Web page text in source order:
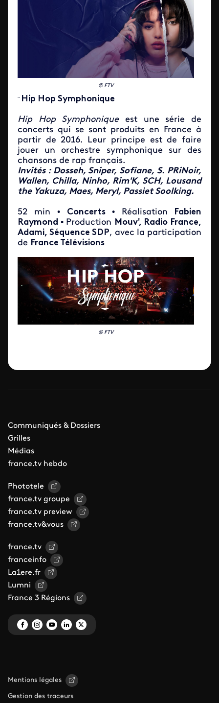
© FTV
¨ Hip Hop Symphonique
Hip Hop Symphoniqueest une série de
concerts qui se sont produits en France à
partir de 2016. Leur principe est de faire
jouer un orchestre symphonique sur des
chansons de rap français.
Invités : Dosseh, Sniper, Sofiane, S. PRiNoir,
Wallen, Chilla, Ninho, Rim'K, SCH, Lousand
the Yakuza, Maes, Meryl, Passiet Soolking.
52 min • Concerts • Réalisation Fabien
Raymond • Production Mouv', Radio France,
Adami, Séquence SDP, avec la participation
de France Télévisions
© FTV
Communiqués & Dossiers
Grilles
Médias
france.tv hebdo
Phototele
france.tv groupe
france.tv preview
france.tv&vous
france.tv
franceinfo
La1ere.fr
Lumni
France 3 Régions
Mentions légales
Gestion des traceurs